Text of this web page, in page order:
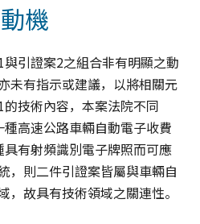
機
引證案2之組合非有明顯之動
未有指示或建議，以將相關元
技術內容，本案法院不同
高速公路車輛自動電子收費
有射頻識別電子牌照而可應
，則二件引證案皆屬與車輛自
故具有技術領域之關連性。